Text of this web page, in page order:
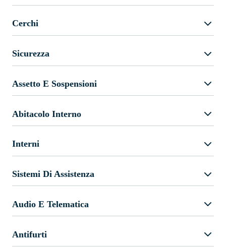
Cerchi
Sicurezza
Assetto E Sospensioni
Abitacolo Interno
Interni
Sistemi Di Assistenza
Audio E Telematica
Antifurti